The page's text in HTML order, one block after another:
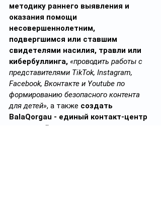
методику раннего выявления и
оказания помощи
несовершеннолетним,
подвергшимся или ставшим
свидетелями насилия, травли или
кибербуллинга, «проводить работы с
представителями TikTok, Instagram,
Facebook, Вконтакте и Youtube по
формированию безопасного контента
для детей», а также создать
BalaQorgau - единый контакт-центр
для детей.